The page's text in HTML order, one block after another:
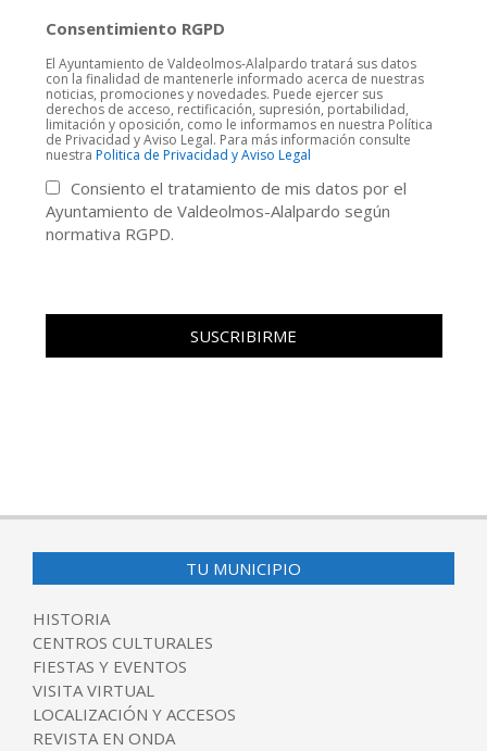
Consentimiento RGPD
El Ayuntamiento de Valdeolmos-Alalpardo tratará sus datos
con la finalidad de mantenerle informado acerca de nuestras
noticias, promociones y novedades. Puede ejercer sus
derechos de acceso, rectificación, supresión, portabilidad,
limitación y oposición, como le informamos en nuestra Política
de Privacidad y Aviso Legal. Para más información consulte
nuestra Politica de Privacidad y Aviso Legal
Consiento el tratamiento de mis datos por el
Ayuntamiento de Valdeolmos-Alalpardo según
normativa RGPD.
TU MUNICIPIO
HISTORIA
CENTROS CULTURALES
FIESTAS Y EVENTOS
VISITA VIRTUAL
LOCALIZACIÓN Y ACCESOS
REVISTA EN ONDA